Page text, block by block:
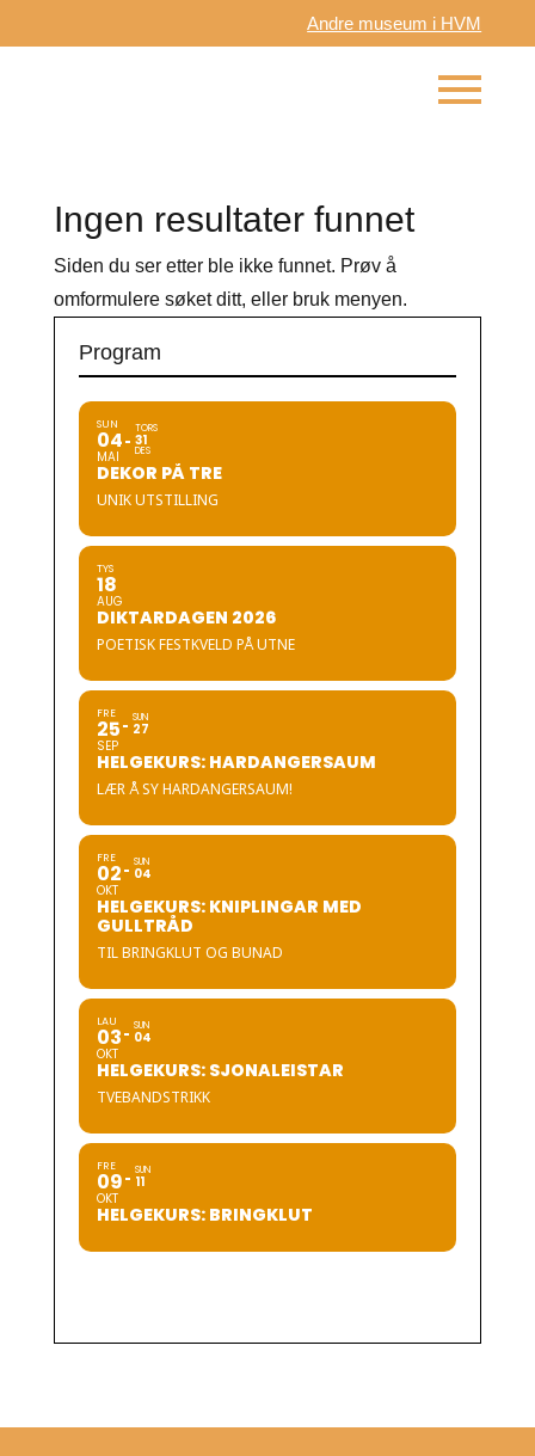
Andre museum i HVM
Ingen resultater funnet
Siden du ser etter ble ikke funnet. Prøv å
omformulere søket ditt, eller bruk menyen.
Program
SUN
04
MAI
TORS
31
DES
DEKOR PÅ TRE
UNIK UTSTILLING
TYS
18
AUG
DIKTARDAGEN 2026
POETISK FESTKVELD PÅ UTNE
FRE
25
SEP
SUN
27
HELGEKURS: HARDANGERSAUM
LÆR Å SY HARDANGERSAUM!
FRE
02
OKT
SUN
04
HELGEKURS: KNIPLINGAR MED
GULLTRÅD
TIL BRINGKLUT OG BUNAD
LAU
03
OKT
SUN
04
HELGEKURS: SJONALEISTAR
TVEBANDSTRIKK
FRE
09
OKT
SUN
11
HELGEKURS: BRINGKLUT